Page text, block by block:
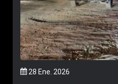
28 Ene. 2026